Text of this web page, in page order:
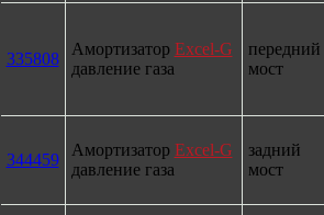
335808
Амортизатор Excel-G
давление газа
передний
мост
344459
Амортизатор Excel-G
давление газа
задний
мост